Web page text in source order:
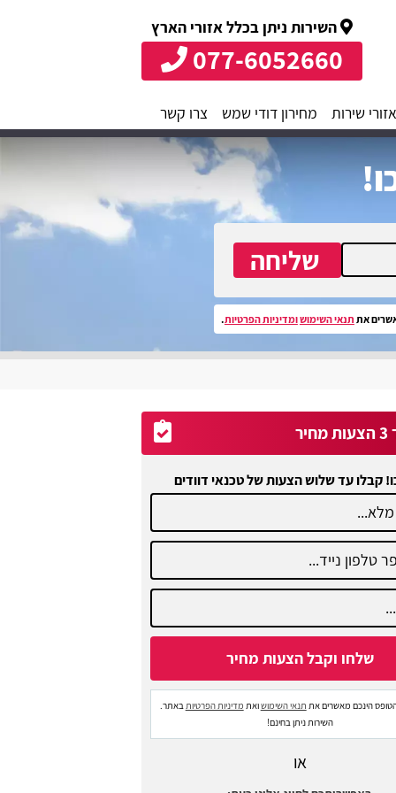
השירות ניתן בכלל אזורי הארץ
077-6052660
אזורי שירות מחירון דודי שמש צרו קשר
שליחה
את תנאי השימושומדיניות הפרטיות.
קבלו עד שלוש הצעות של טכנאי דוודים
הינכם מאשרים את תנאי השימושואת מדיניות הפרטיותבאתר.
השירות ניתן בחינם!
או